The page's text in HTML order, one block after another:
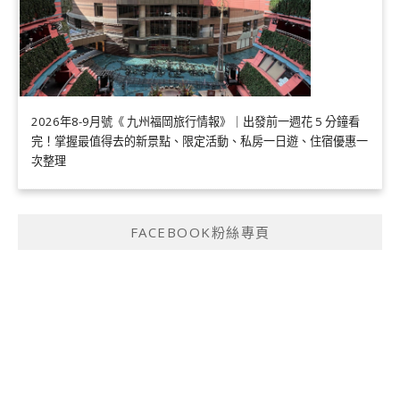
2026年8-9月號《 九州福岡旅行情報》｜出發前一週花 5 分鐘看
完！掌握最值得去的新景點、限定活動、私房一日遊、住宿優惠一
次整理
FACEBOOK粉絲專頁